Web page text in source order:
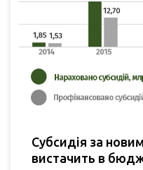
Субсидія за
вистачить в